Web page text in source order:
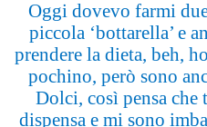
Oggi dovevo farmi
piccola ‘bottarella’ e
prendere la dieta, beh,
pochino, però sono
Dolci, così pensa che
dispensa e mi sono